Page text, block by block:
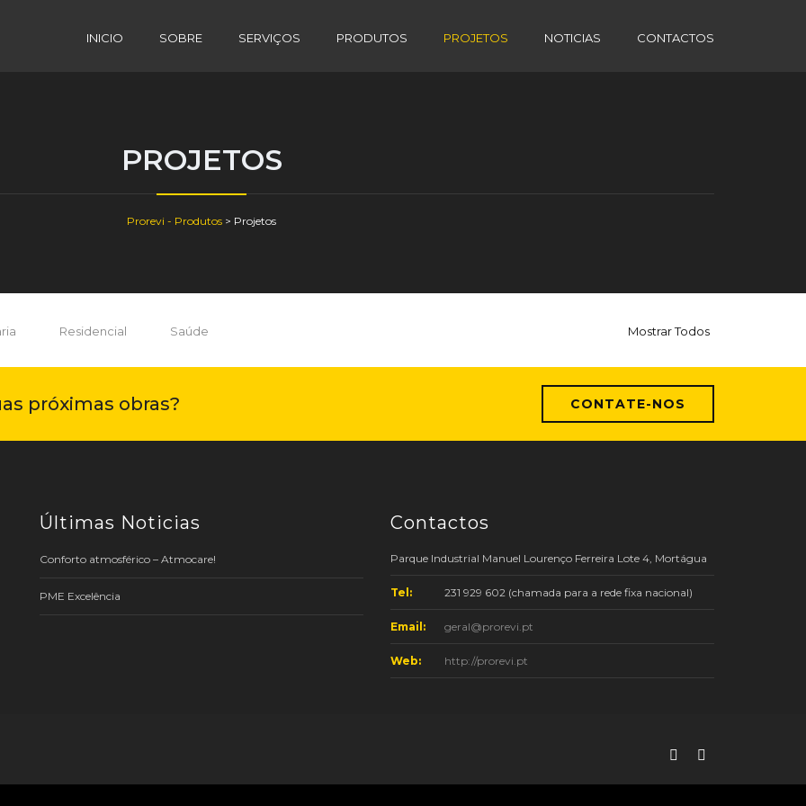
INICIO SOBRE SERVIÇOS PRODUTOS PROJETOS NOTICIAS CONTACTOS
PROJETOS
Prorevi - Produtos > Projetos
Residencial Saúde Mostrar Todos
próximas obras? CONTATE-NOS
Últimas Noticias
Conforto atmosférico – Atmocare!
PME Excelência
Contactos
Parque Industrial Manuel Lourenço Ferreira Lote 4, Mortágua
Tel: 231 929 602 (chamada para a rede fixa nacional)
Email: geral@prorevi.pt
Web: http://prorevi.pt